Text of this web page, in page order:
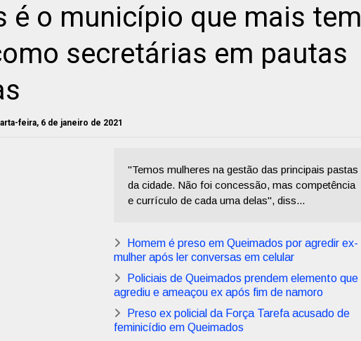
é o município que mais tem
secretárias em pautas
feira, 6 de janeiro de 2021
"Temos mulheres na gestão das principais pastas
da cidade. Não foi concessão, mas competência
e currículo de cada uma delas", diss...
Homem é preso em Queimados por agredir ex-
mulher após ler conversas em celular
Policiais de Queimados prendem elemento que
agrediu e ameaçou ex após fim de namoro
Preso ex policial da Força Tarefa acusado de
feminicídio em Queimados